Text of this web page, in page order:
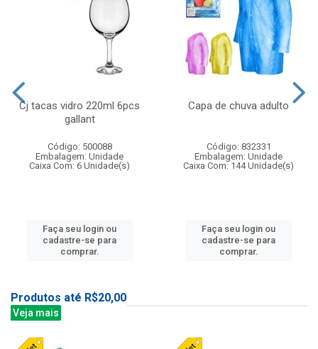
Cj tacas vidro 220ml 6pcs
gallant
Código: 500088
Embalagem: Unidade
Caixa Com: 6 Unidade(s)
Faça seu login ou
cadastre-se para
comprar.
Capa de chuva adulto
Código: 832331
Embalagem: Unidade
Caixa Com: 144 Unidade(s)
Faça seu login ou
cadastre-se para
comprar.
Produtos até R$20,00
Veja mais